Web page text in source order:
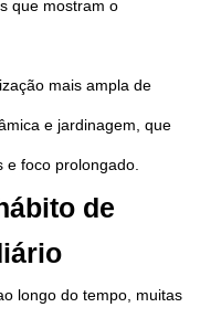
que mostram o
mais ampla de
e jardinagem, que
foco prolongado.
de
longo do tempo, muitas